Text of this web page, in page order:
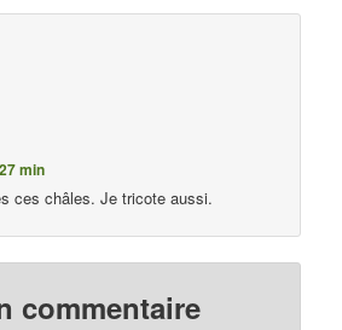
min
ces châles. Je tricote aussi.
commentaire